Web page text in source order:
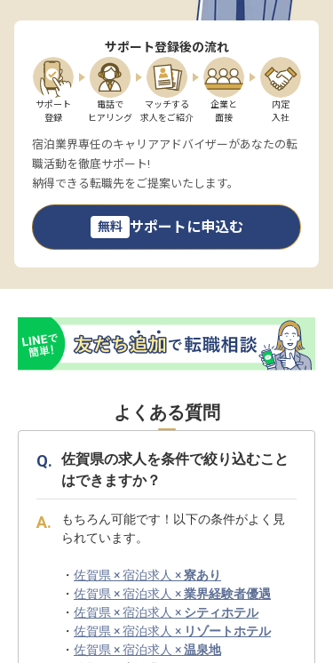
サポート登録後の流れ
サポート
登録
電話で
ヒアリング
マッチする
求人をご紹介
企業と
面接
内定
入社
宿泊業界専任のキャリアアドバイザーがあなたの転
職活動を徹底サポート!
納得できる転職先をご提案いたします。
無料 サポートに申込む
よくある質問
佐賀県の求人を条件で絞り込むこと
はできますか？
もちろん可能です！以下の条件がよく見
られています。
・ 佐賀県 × 宿泊求人 ×寮あり
・ 佐賀県 × 宿泊求人 ×業界経験者優遇
・ 佐賀県 × 宿泊求人 × シティホテル
・ 佐賀県 × 宿泊求人 × リゾートホテル
・ 佐賀県 × 宿泊求人 ×温泉地